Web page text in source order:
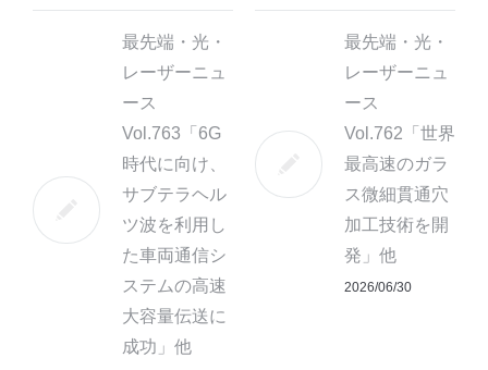
最先端・光・
レーザーニュ
ース
Vol.763「6G
時代に向け、
サブテラヘル
ツ波を利用し
た車両通信シ
ステムの高速
大容量伝送に
成功」他
最先端・光・
レーザーニュ
ース
Vol.762「世界
最高速のガラ
ス微細貫通穴
加工技術を開
発」他
2026/06/30